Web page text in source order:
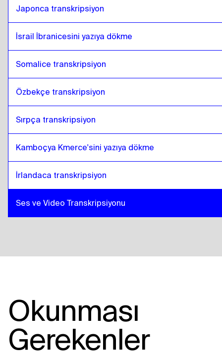
Japonca transkripsiyon
İsrail İbranicesini yazıya dökme
Somalice transkripsiyon
Özbekçe transkripsiyon
Sırpça transkripsiyon
Kamboçya Kmerce'sini yazıya dökme
İrlandaca transkripsiyon
Ses ve Video Transkripsiyonu
Okunması
Gerekenler